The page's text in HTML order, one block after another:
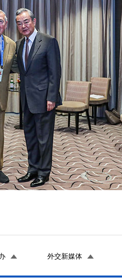
外交新媒体